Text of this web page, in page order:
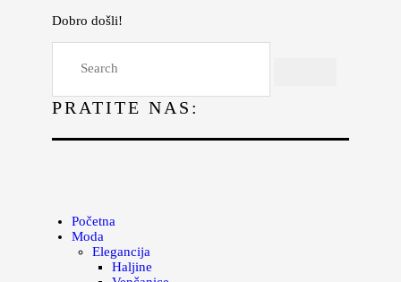
Dobro došli!
PRATITE NAS:
Početna
Moda
Elegancija
Haljine
Lepota
Kuhinja
Magazin